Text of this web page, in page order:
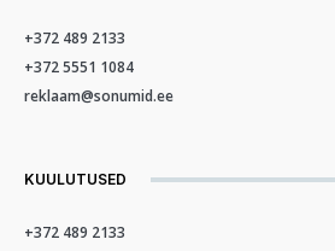
+372 489 2133
+372 5551 1084
reklaam@sonumid.ee
KUULUTUSED
+372 489 2133